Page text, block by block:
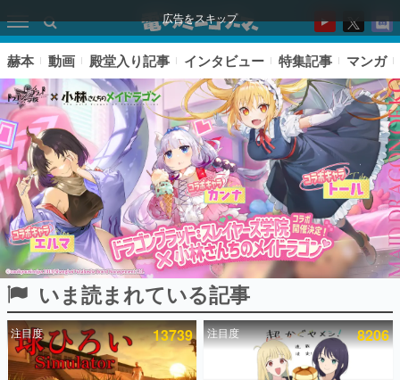
広告をスキップ
ピックアップ
電ファミのいま読まれている記事ランキング
赫本 動画 殿堂入り記事 インタビュー 特集記事 マンガ
いま読まれている記事
注目度 13739 注目度 8206